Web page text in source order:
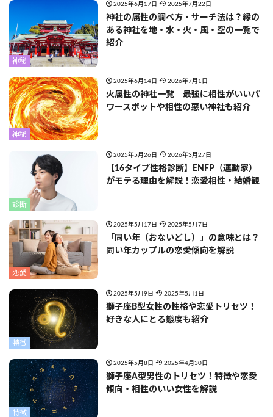
神秘
2025年6月17日 2025年7月22日
神社の属性の調べ方・サーチ法は？縁の
ある神社を地・水・火・風・空の一覧で
紹介
神秘
2025年6月14日 2026年7月1日
火属性の神社一覧｜最強に相性がいいパ
ワースポットや相性の悪い神社も紹介
診断
2025年5月26日 2026年3月27日
【16タイプ性格診断】ENFP（運動家）
がモテる理由を解説！恋愛相性・結婚観
恋愛
2025年5月17日 2025年5月7日
「同い年（おないどし）」の意味とは？
同い年カップルの恋愛傾向を解説
特徴
2025年5月9日 2025年5月1日
獅子座B型女性の性格や恋愛トリセツ！
好きな人にとる態度も紹介
特徴
2025年5月8日 2025年4月30日
獅子座A型男性のトリセツ！特徴や恋愛
傾向・相性のいい女性を解説